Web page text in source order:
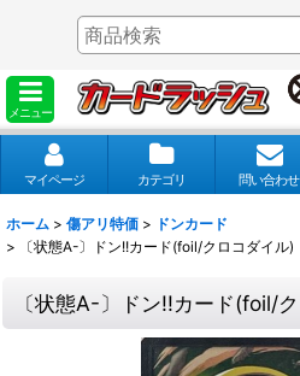
メニュー
マイページ カテゴリ 問い合わせ
ホーム > 傷アリ特価 > ドンカード
>
〔状態A-〕ドン!!カード(foil/クロコダイル
〔状態A-〕ドン!!カード(foil/